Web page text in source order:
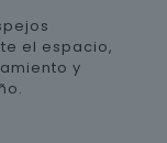
el espacio,
y